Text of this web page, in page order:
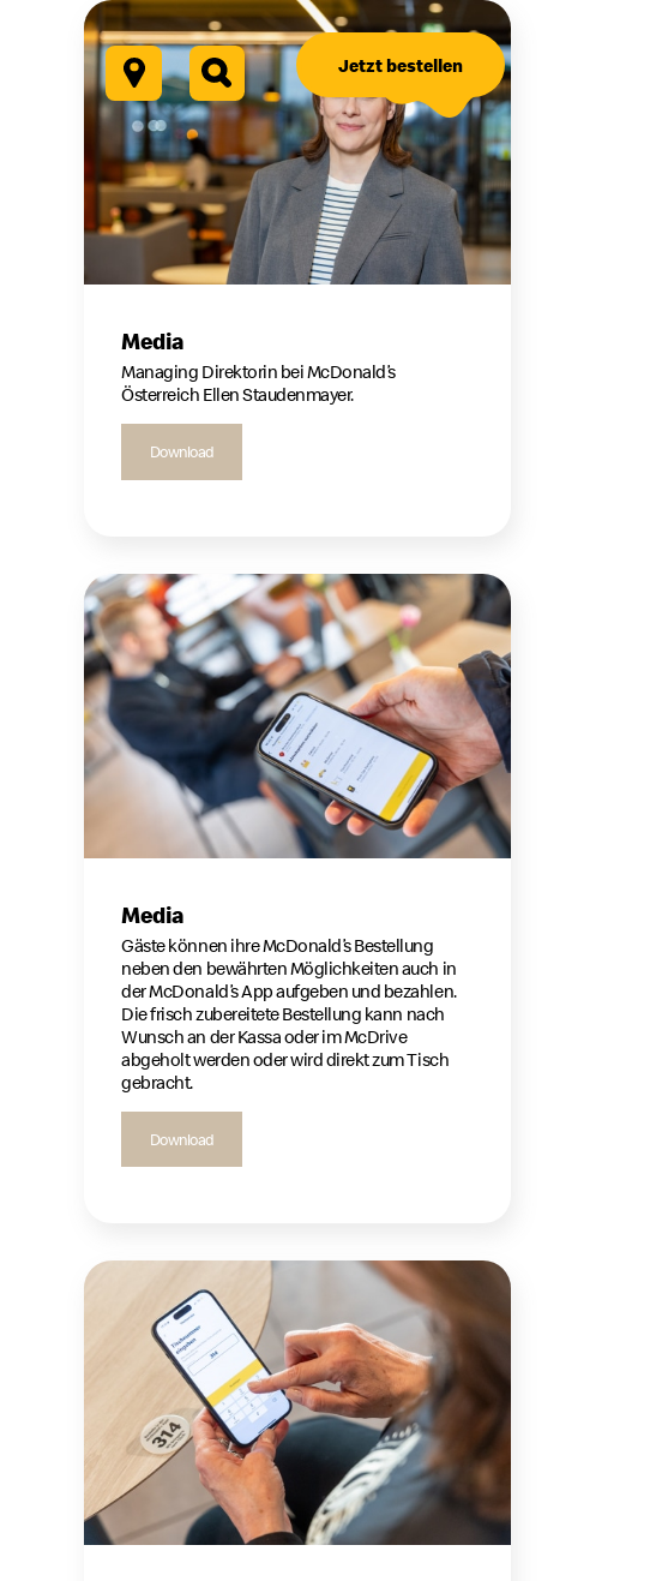
Jetzt bestellen
Media
Managing Direktorin bei McDonald’s
Österreich Ellen Staudenmayer.
Download
Media
Gäste können ihre McDonald’s Bestellung
neben den bewährten Möglichkeiten auch in
der McDonald’s App aufgeben und bezahlen.
Die frisch zubereitete Bestellung kann nach
Wunsch an der Kassa oder im McDrive
abgeholt werden oder wird direkt zum Tisch
gebracht.
Download